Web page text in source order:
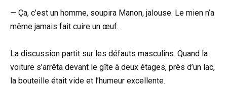
— Ça, c’est un homme, soupira Manon, jalouse. Le mien n’a
même jamais fait cuire un œuf.
La discussion partit sur les défauts masculins. Quand la
voiture s’arrêta devant le gîte à deux étages, près d’un lac,
la bouteille était vide et l’humeur excellente.